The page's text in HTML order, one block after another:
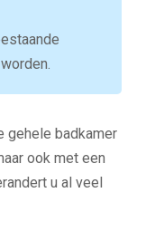
gehele badkamer
ook met een
u al veel